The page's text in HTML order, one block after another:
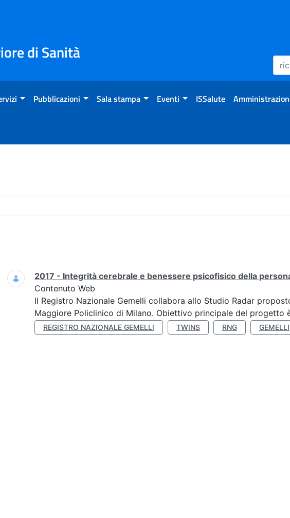
di Sanità
Pubblicazioni Sala stampa Eventi ISSalute
Eventi
Ricerca
2017 - Integrità cerebrale e benessere psicofisico della
Contenuto Web
Il Registro Nazionale Gemelli collabora allo Studio Radar
Maggiore Policlinico di Milano. Obiettivo principale del progetto
REGISTRO NAZIONALE GEMELLI TWINS RNG GEMELLI